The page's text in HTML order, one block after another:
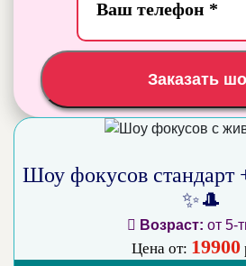
Заказать
Шоу фокусов
✨🎩
Возраст: от 5-
Цена от: 19900